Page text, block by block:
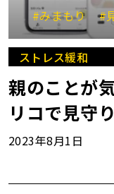
#みまもり #
ストレス緩和
親のことが
リコで見守
2023年8月1日